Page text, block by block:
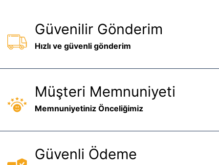
Güvenilir Gönderim
Hızlı ve güvenli gönderim
Müşteri Memnuniyeti
Memnuniyetiniz Önceliğimiz
Güvenli Ödeme